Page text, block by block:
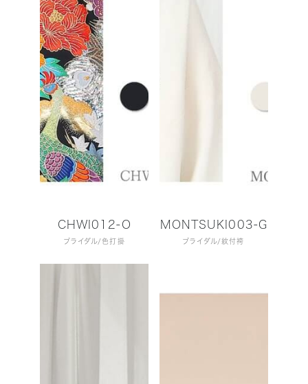
CHWI012-O
ブライダル 色打掛
MONTSUKI003-G
ブライダル 紋付袴